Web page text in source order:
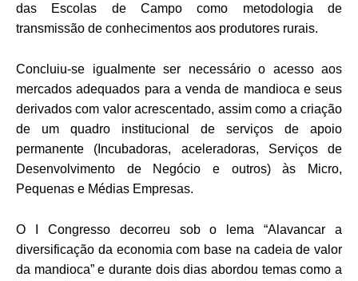
das Escolas de Campo como metodologia de
transmissão de conhecimentos aos produtores rurais.
Concluiu-se igualmente ser necessário o acesso aos
mercados adequados para a venda de mandioca e seus
derivados com valor acrescentado, assim como a criação
de um quadro institucional de serviços de apoio
permanente (Incubadoras, aceleradoras, Serviços de
Desenvolvimento de Negócio e outros) às Micro,
Pequenas e Médias Empresas.
O I Congresso decorreu sob o lema “Alavancar a
diversificação da economia com base na cadeia de valor
da mandioca” e durante dois dias abordou temas como a